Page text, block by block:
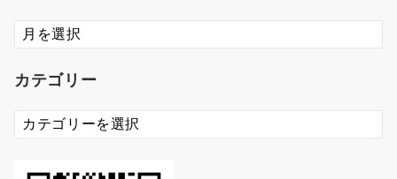
ア
ー
イ
カテゴリー
カ
テ